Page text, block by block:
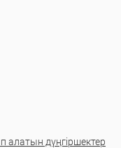
алатын дүңгіршектер